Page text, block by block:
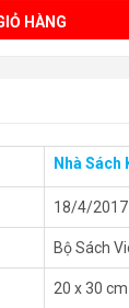
HÀNG
Nhà Sách
18/4/2017
Bộ Sách
20 x 30 cm